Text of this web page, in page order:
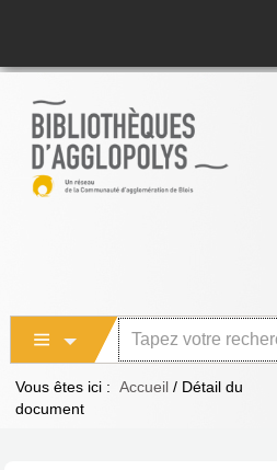
Vous êtes ici : Accueil / Détail du
document